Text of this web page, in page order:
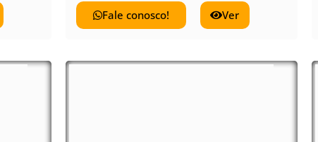
Fale conosco! Ver